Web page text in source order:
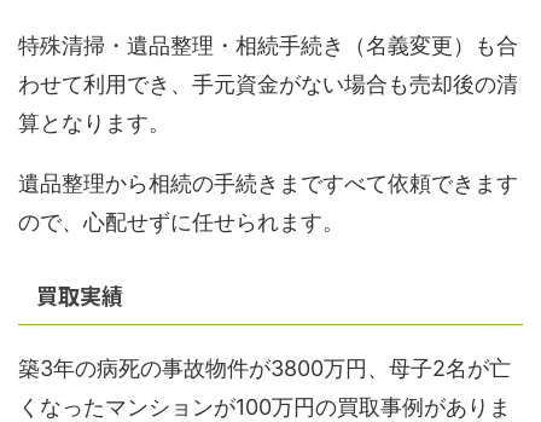
特殊清掃・遺品整理・相続手続き（名義変更）も合
わせて利用でき、手元資金がない場合も売却後の清
算となります。
遺品整理から相続の手続きまですべて依頼できます
ので、心配せずに任せられます。
買取実績
築3年の病死の事故物件が3800万円、母子2名が亡
くなったマンションが100万円の買取事例がありま